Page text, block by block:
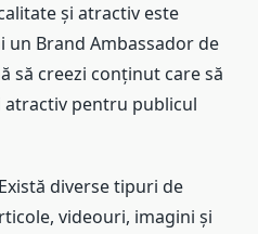
și atractiv este
un Brand Ambassador de
să creezi conținut care să
pentru publicul
diverse tipuri de
videouri, imagini și